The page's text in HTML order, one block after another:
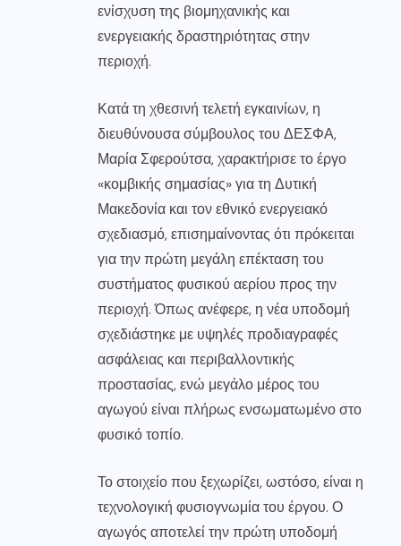
ενίσχυση της βιομηχανικής και
ενεργειακής δραστηριότητας στην
περιοχή.
Κατά τη χθεσινή τελετή εγκαινίων, η
διευθύνουσα σύμβουλος του ΔΕΣΦΑ,
Μαρία Σφερούτσα, χαρακτήρισε το έργο
«κομβικής σημασίας» για τη Δυτική
Μακεδονία και τον εθνικό ενεργειακό
σχεδιασμό, επισημαίνοντας ότι πρόκειται
για την πρώτη μεγάλη επέκταση του
συστήματος φυσικού αερίου προς την
περιοχή. Όπως ανέφερε, η νέα υποδομή
σχεδιάστηκε με υψηλές προδιαγραφές
ασφάλειας και περιβαλλοντικής
προστασίας, ενώ μεγάλο μέρος του
αγωγού είναι πλήρως ενσωματωμένο στο
φυσικό τοπίο.
Το στοιχείο που ξεχωρίζει, ωστόσο, είναι η
τεχνολογική φυσιογνωμία του έργου. Ο
αγωγός αποτελεί την πρώτη υποδομή